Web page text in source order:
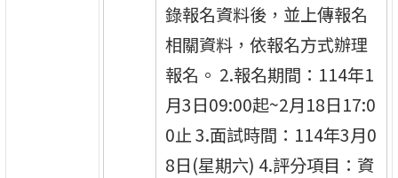
錄報名資料後，並上傳報名
相關資料，依報名方式辦理
報名。 2.報名期間：114年1
月3日09:00起~2月18日17:0
0止 3.面試時間：114年3月0
8日(星期六) 4.評分項目：資